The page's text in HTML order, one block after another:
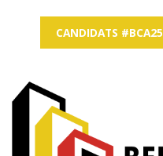
CANDIDATS #BCA25